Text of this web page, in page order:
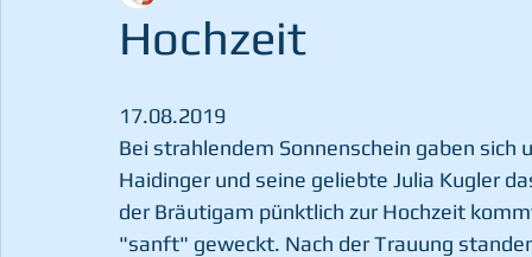
Hochzeit
17.08.2019
Bei strahlendem Sonnenschein gaben
Haidinger und seine geliebte Julia Kugler
der Bräutigam pünktlich zur Hochzeit
"sanft" geweckt. Nach der Trauung